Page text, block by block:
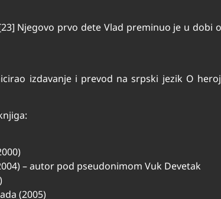
Njegovo prvo dete Vlad preminuo je u
izdavanje i prevod na srpski jezik O
– autor pod pseudonimom Vuk Devetak
(2005)